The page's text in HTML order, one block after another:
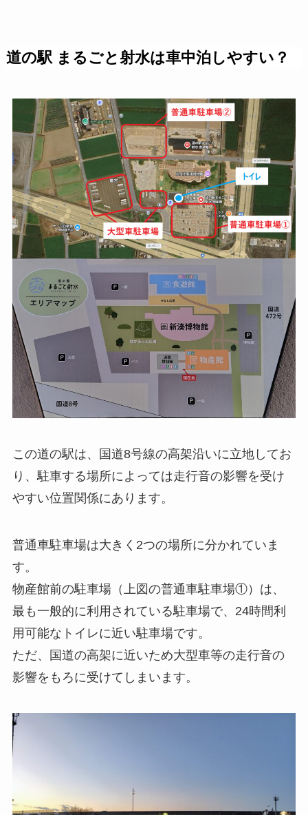
道の駅 まるごと射水は車中泊しやすい？
この道の駅は、国道8号線の高架沿いに立地してお
り、駐車する場所によっては走行音の影響を受け
やすい位置関係にあります。
普通車駐車場は大きく2つの場所に分かれていま
す。
物産館前の駐車場（上図の普通車駐車場①）は、
最も一般的に利用されている駐車場で、24時間利
用可能なトイレに近い駐車場です。
ただ、国道の高架に近いため大型車等の走行音の
影響をもろに受けてしまいます。